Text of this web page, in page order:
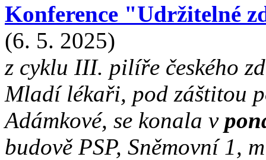
Konference "Udržitelné
(6. 5. 2025)
z cyklu III. pilíře českého
Mladí lékaři, pod záštitou
Adámkové, se konala v
budově PSP, Sněmovní 1,